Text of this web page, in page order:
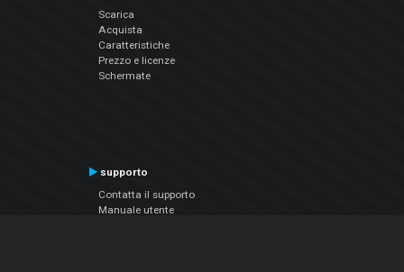
Scarica
Acquista
Caratteristiche
Prezzo e licenze
Schermate
supporto
Contatta il supporto
Manuale utente